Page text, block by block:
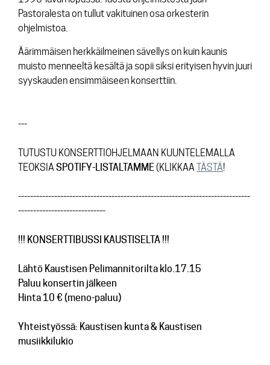
Pastoralesta on tullut vakituinen osa orkesterin
ohjelmistoa.
Äärimmäisen herkkäilmeinen sävellys on kuin kaunis
muisto menneeltä kesältä ja sopii siksi erityisen hyvin juuri
syyskauden ensimmäiseen konserttiin.
---
TUTUSTU KONSERTTIOHJELMAAN KUUNTELEMALLA
TEOKSIASPOTIFY-LISTALTAMME(KLIKKAATÄSTÄ!
-----------------------------------------------------------------------------
-----------------------------
!!! KONSERTTIBUSSI KAUSTISELTA !!!
Lähtö Kaustisen Pelimannitorilta klo.17.15
Paluu konsertin jälkeen
Hinta 10 € (meno-paluu)
Yhteistyössä: Kaustisen kunta & Kaustisen
musiikkilukio